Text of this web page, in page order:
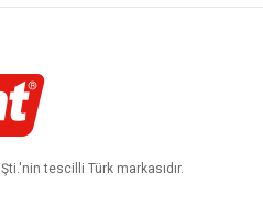
tescilli Türk markasıdır.